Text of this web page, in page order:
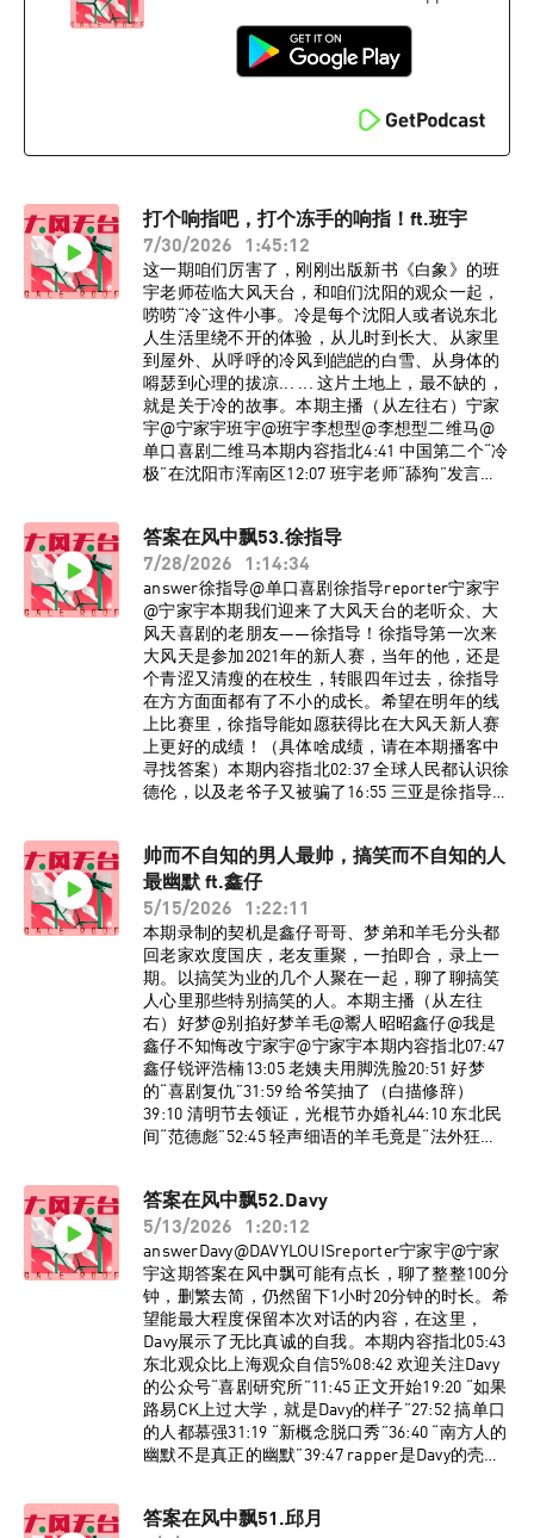
自高晓攀34:08 五岁就代表幼儿园宣传计划生育
44:45 《中国春晚相声三十年》55:00 想去美国开
大车61:40 “喜剧法西斯”77:20 赚钱了要去学“梦幻
家宇 大孟妮制作：陈誉灵如想进入大风天台播客
听友群，请添加vx：dafengtiantai，回复“大风天
台”，即可入群。了解更多大风天台节目台前幕
剧场脱口秀演出，欢迎大家与我们线下相见！
打个响指吧，打个冻手的响指！ft.班宇
7/30/2026
1:45:12
这一期咱们厉害了，刚刚出版新书《白象》的班
宇老师莅临大风天台，和咱们沈阳的观众一起，
唠唠“冷”这件小事。冷是每个沈阳人或者说东北
人生活里绕不开的体验，从儿时到长大、从家里
到屋外、从呼呼的冷风到皑皑的白雪、从身体的
嘚瑟到心理的拔凉... ... 这片土地上，最不缺的，
就是关于冷的故事。本期主播（从左往右）宁家
宇@宁家宇班宇@班宇李想型@李想型二维马@
单口喜剧二维马本期内容指北4:41 中国第二个“冷
极”在沈阳市浑南区12:07 班宇老师“舔狗”发言
地“霸凌”韩国交换生51:50 秋裤词源考56:52 用
《白象》“打窝”60:00 差点淹死，但情绪稳定
81:01 学历造假的人不建议出轨84:02 一招让姐妹
们谈上真男大92:53 辛爽是美甲爱好者95:45 太能
共情，以至于看奥特曼看哭了100:19 脱口秀和文
学的相通之处BGM《走在冷风中》刘思涵监制：
宁家宇策划：大孟妮制作：陈誉灵如想进入大风
天台播客听友群，请添加vx：dafengtiantai，回
复“大风天台”，即可入群。了解更多大风天台节
目台前幕后、现场花絮，请关注小红书官方账号
@大风天台！最后强烈推荐各位听友购买、阅读
班宇老师的新书《白象》，下单千万要注意，不
答案在风中飘53.徐指导
7/28/2026
1:14:34
answer徐指导@单口喜剧徐指导reporter宁家宇
@宁家宇本期我们迎来了大风天台的老听众、大
风天喜剧的老朋友——徐指导！徐指导第一次来
大风天是参加2021年的新人赛，当年的他，还是
个青涩又清瘦的在校生，转眼四年过去，徐指导
在方方面面都有了不小的成长。希望在明年的线
上比赛里，徐指导能如愿获得比在大风天新人赛
上更好的成绩！（具体啥成绩，请在本期播客中
寻找答案）本期内容指北02:37 全球人民都认识徐
德伦，以及老爷子又被骗了16:55 三亚是徐指导
天的小渊源46:05 徐指导能把每期「刻薄谈话」听
十遍（「刻薄谈话」是往事大哥播客《率性而
活》里的栏目）53:45 关于喜剧比赛的赛制畅想
63:27 来大风天台不夸往事不完整72:35 冰果喜剧
六周年票卖不出去赖宁家宇BGM《惊蛰记》水仙
斗活佛监制：宁家宇 大孟妮制作：陈誉灵如想进
入大风天台播客听友群，请添加vx：
dafengtiantai，回复“大风天台”，即可入群。了
解更多大风天台节目台前幕后、现场花絮，请关
注小红书官方账号@大风天台！
帅而不自知的男人最帅，搞笑而不自知的人
最幽默 ft.鑫仔
5/15/2026
1:22:11
本期录制的契机是鑫仔哥哥、梦弟和羊毛分头都
回老家欢度国庆，老友重聚，一拍即合，录上一
期。以搞笑为业的几个人聚在一起，聊了聊搞笑
人心里那些特别搞笑的人。本期主播（从左往
右）好梦@别掐好梦羊毛@鬻人昭昭鑫仔@我是
鑫仔不知悔改宁家宇@宁家宇本期内容指北07:47
鑫仔锐评浩楠13:05 老姨夫用脚洗脸20:51 好梦
的“喜剧复仇”31:59 给爷笑抽了（白描修辞）
39:10 清明节去领证，光棍节办婚礼44:10 东北民
间“范德彪”52:45 轻声细语的羊毛竟是“法外狂
歌》洛天依Official/言和监制：宁家宇 大孟妮制
作：陈誉灵如想进入大风天台播客听友群，请添
加vx：dafengtiantai，回复“大风天台”，即可入
群。了解更多大风天台节目台前幕后、现场花
絮，请关注小红书官方账号@大风天台！
答案在风中飘52.Davy
5/13/2026
1:20:12
answerDavy@DAVYLOUISreporter宁家宇@宁家
宇这期答案在风中飘可能有点长，聊了整整100分
钟，删繁去简，仍然留下1小时20分钟的时长。希
望能最大程度保留本次对话的内容，在这里，
Davy展示了无比真诚的自我。本期内容指北05:43
东北观众比上海观众自信5%08:42 欢迎关注Davy
的公众号“喜剧研究所”11:45 正文开始19:20 “如果
路易CK上过大学，就是Davy的样子”27:52 搞单口
的人都慕强31:19 “新概念脱口秀”36:40 “南方人的
幽默不是真正的幽默”39:47 rapper是Davy的壳
PTSD70:54 宁家宇在舞台上一点都不酷76:20 自我
答案在风中飘51.邱月